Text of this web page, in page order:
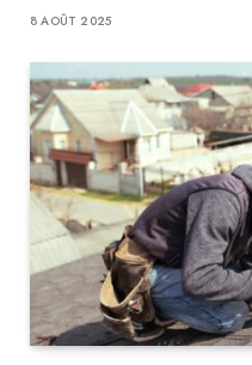
8 AOÛT 2025